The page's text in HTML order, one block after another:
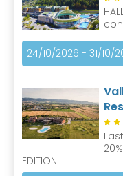
24/10/2026 - 31/10/
EDITION